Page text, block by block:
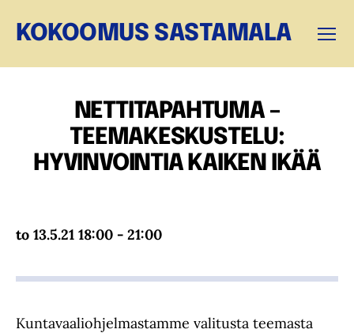
KOKOOMUS SASTAMALA
NETTITAPAHTUMA –
TEEMAKESKUSTELU:
HYVINVOINTIA KAIKEN IKÄÄ
to 13.5.21 18:00 - 21:00
Kuntavaaliohjelmastamme valitusta teemasta